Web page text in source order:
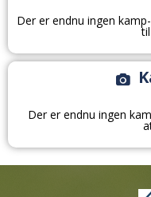
Der er endnu ingen
Der er endnu ingen